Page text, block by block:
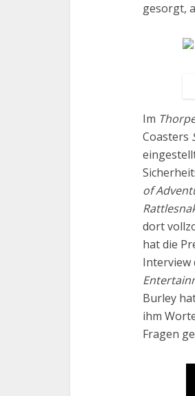
gesorgt,
Im
Coasters
of
dort
hat die
Interview
Burley
ihm
Fragen